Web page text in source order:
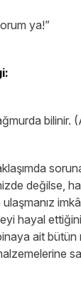
ya!”
bilinir.
değilse,
hayal
ait bütün